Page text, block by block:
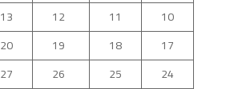
10
11
12
13
17
18
19
20
24
25
26
27